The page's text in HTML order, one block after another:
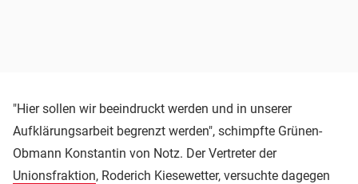
"Hier sollen wir beeindruckt werden und in unserer
Aufklärungsarbeit begrenzt werden", schimpfte Grünen-
Obmann Konstantin von Notz. Der Vertreter der
Unionsfraktion, Roderich Kiesewetter, versuchte dagegen